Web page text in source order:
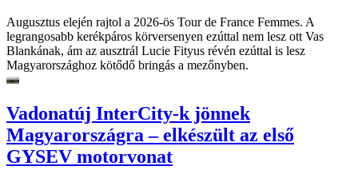
Augusztus elején rajtol a 2026-ös Tour de France Femmes. A
legrangosabb kerékpáros körversenyen ezúttal nem lesz ott Vas
Blankának, ám az ausztrál Lucie Fityus révén ezúttal is lesz
Magyarországhoz kötődő bringás a mezőnyben.
Vadonatúj InterCity-k jönnek
Magyarországra – elkészült az első
GYSEV motorvonat